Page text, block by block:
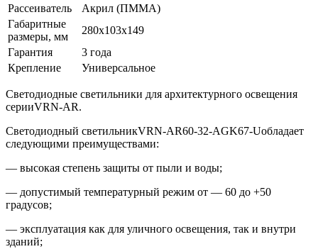
Рассеиватель
Акрил (ПММА)
Габаритные
размеры, мм
280х103х149
Гарантия
3 года
Крепление
Универсальное
Светодиодные светильники для архитектурного освещения
серииVRN-AR.
Светодиодный светильникVRN-AR60-32-AGK67-Uобладает
следующими преимуществами:
— высокая степень защиты от пыли и воды;
— допустимый температурный режим от — 60 до +50
градусов;
— эксплуатация как для уличного освещения, так и внутри
зданий;